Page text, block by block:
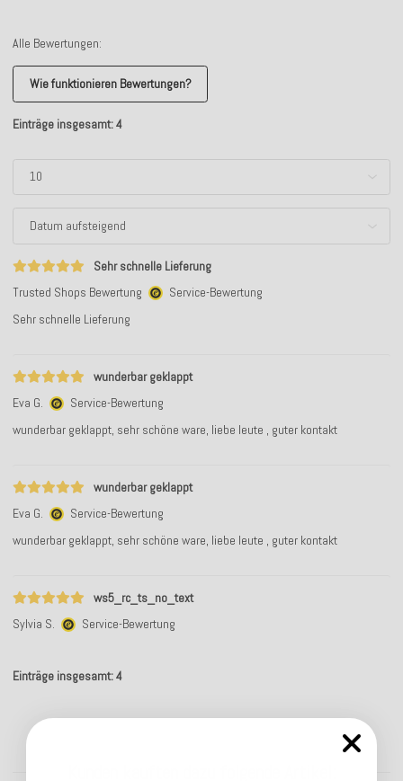
Alle Bewertungen:
Wie funktionieren Bewertungen?
Einträge insgesamt: 4
Sehr schnelle Lieferung
Trusted Shops Bewertung
Service-Bewertung
Sehr schnelle Lieferung
wunderbar geklappt
Eva G.
Service-Bewertung
wunderbar geklappt, sehr schöne ware, liebe leute , guter kontakt
wunderbar geklappt
Eva G.
Service-Bewertung
wunderbar geklappt, sehr schöne ware, liebe leute , guter kontakt
ws5_rc_ts_no_text
Sylvia S.
Service-Bewertung
Einträge insgesamt: 4